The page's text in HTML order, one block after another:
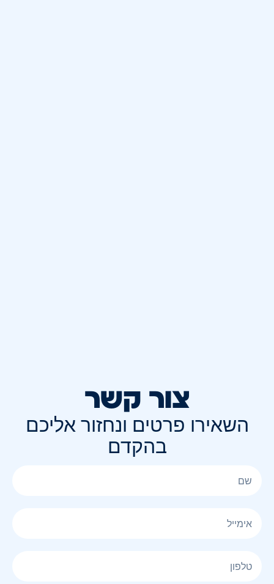
צור קשר
השאירו פרטים ונחזור אליכם
בהקדם